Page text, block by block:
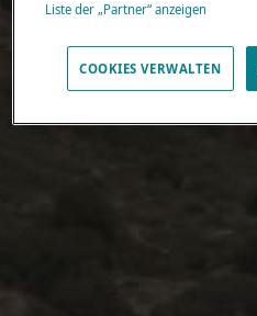
Liste der „Partner“ anzeigen
COOKIES VERWALTEN